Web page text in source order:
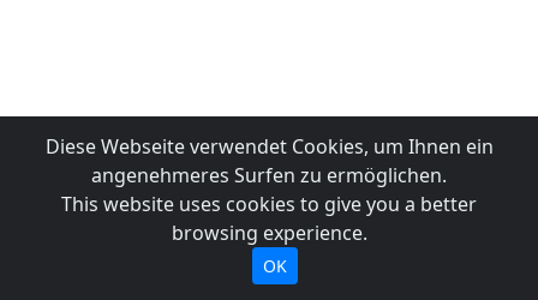
Diese Webseite verwendet Cookies, um Ihnen ein
angenehmeres Surfen zu ermöglichen.
This website uses cookies to give you a better
browsing experience.
OK